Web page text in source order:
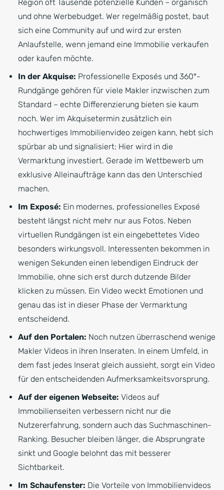
Region oft Tausende potenzielle Kunden – organisch
und ohne Werbebudget. Wer regelmäßig postet, baut
sich eine Community auf und wird zur ersten
Anlaufstelle, wenn jemand eine Immobilie verkaufen
oder kaufen möchte.
In der Akquise: Professionelle Exposés und 360°-
Rundgänge gehören für viele Makler inzwischen zum
Standard – echte Differenzierung bieten sie kaum
noch. Wer im Akquisetermin zusätzlich ein
hochwertiges Immobilienvideo zeigen kann, hebt sich
spürbar ab und signalisiert: Hier wird in die
Vermarktung investiert. Gerade im Wettbewerb um
exklusive Alleinaufträge kann das den Unterschied
machen.
Im Exposé: Ein modernes, professionelles Exposé
besteht längst nicht mehr nur aus Fotos. Neben
virtuellen Rundgängen ist ein eingebettetes Video
besonders wirkungsvoll. Interessenten bekommen in
wenigen Sekunden einen lebendigen Eindruck der
Immobilie, ohne sich erst durch dutzende Bilder
klicken zu müssen. Ein Video weckt Emotionen und
genau das ist in dieser Phase der Vermarktung
entscheidend.
Auf den Portalen: Noch nutzen überraschend wenige
Makler Videos in ihren Inseraten. In einem Umfeld, in
dem fast jedes Inserat gleich aussieht, sorgt ein Video
für den entscheidenden Aufmerksamkeitsvorsprung.
Auf der eigenen Webseite: Videos auf
Immobilienseiten verbessern nicht nur die
Nutzererfahrung, sondern auch das Suchmaschinen-
Ranking. Besucher bleiben länger, die Absprungrate
sinkt und Google belohnt das mit besserer
Sichtbarkeit.
Im Schaufenster: Die Vorteile von Immobilienvideos